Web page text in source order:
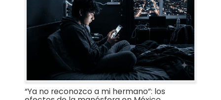
“Ya no reconozco a mi hermano”: los